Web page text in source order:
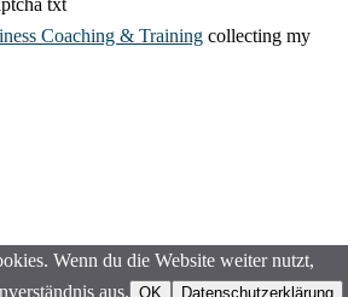
Coaching & Training collecting my
Wenn du die Website weiter nutzt,
aus. OK Datenschutzerklärung